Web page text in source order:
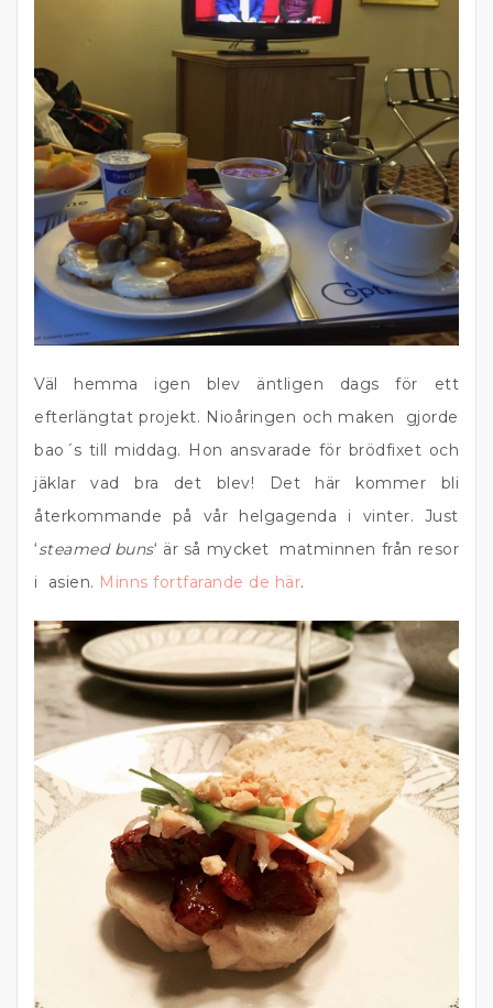
Väl hemma igen blev äntligen dags för ett
efterlängtat projekt. Nioåringen och maken gjorde
bao´s till middag. Hon ansvarade för brödfixet och
jäklar vad bra det blev! Det här kommer bli
återkommande på vår helgagenda i vinter. Just
‘steamed buns‘ är så mycket matminnen från resor
i asien. Minns fortfarande de här.